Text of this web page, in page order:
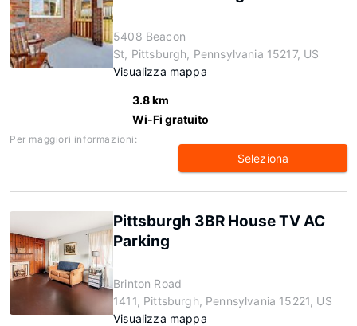
5408 Beacon
St, Pittsburgh, Pennsylvania 15217, US
Visualizza mappa
3.8 km
Wi-Fi gratuito
Per maggiori informazioni:
Seleziona
Pittsburgh 3BR House TV AC
Parking
Brinton Road
1411, Pittsburgh, Pennsylvania 15221, US
Visualizza mappa